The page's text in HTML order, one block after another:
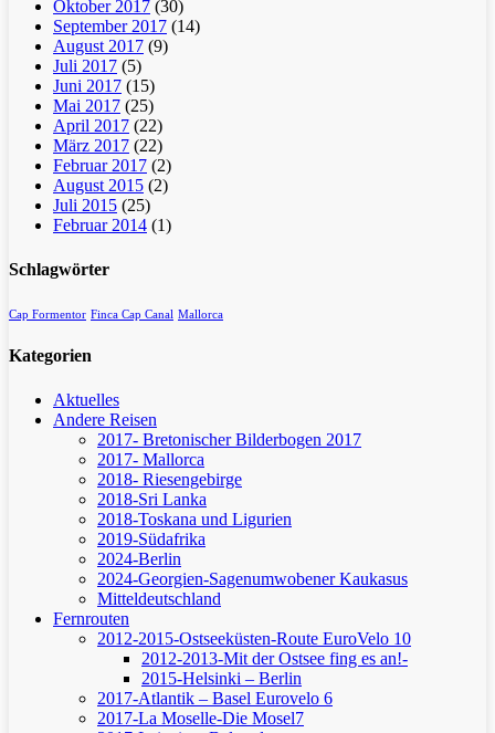
Oktober 2017 (30)
September 2017 (14)
August 2017 (9)
Juli 2017 (5)
Juni 2017 (15)
Mai 2017 (25)
April 2017 (22)
März 2017 (22)
Februar 2017 (2)
August 2015 (2)
Juli 2015 (25)
Februar 2014 (1)
Schlagwörter
Cap Formentor Finca Cap Canal Mallorca
Kategorien
Aktuelles
Andere Reisen
2017- Bretonischer Bilderbogen 2017
2017- Mallorca
2018- Riesengebirge
2018-Sri Lanka
2018-Toskana und Ligurien
2019-Südafrika
2024-Berlin
2024-Georgien-Sagenumwobener Kaukasus
Mitteldeutschland
Fernrouten
2012-2015-Ostseeküsten-Route EuroVelo 10
2012-2013-Mit der Ostsee fing es an!-
2015-Helsinki – Berlin
2017-Atlantik – Basel Eurovelo 6
2017-La Moselle-Die Mosel7